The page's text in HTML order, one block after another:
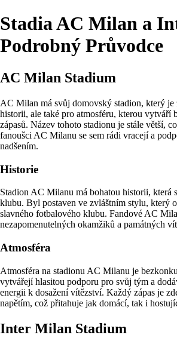
Stadia AC Milan a
Podrobný Průvodce
AC Milan Stadium
AC Milan má svůj domovský stadion, který je
historii, ale také pro atmosféru, kterou vytváří
zápasů. Název tohoto stadionu je stále větší,
fanoušci AC Milanu se sem rádi vracejí a
nadšením.
Historie
Stadion AC Milanu má bohatou historii, která
klubu. Byl postaven ve zvláštním stylu, který
slavného fotbalového klubu. Fandové AC
nezapomenutelných okamžiků a památných
Atmosféra
Atmosféra na stadionu AC Milanu je
vytvářejí hlasitou podporu pro svůj tým a
energii k dosažení vítězství. Každý zápas je
napětím, což přitahuje jak domácí, tak i
Inter Milan Stadium